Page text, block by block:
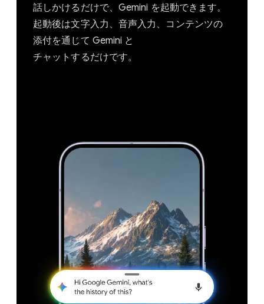
話しかけるだけで、​Gemini を​起動できます。​
起動後は​文字入力、​音声入力、​コンテンツの​
添付を​通じて Gemini と​
チャットするだけです。